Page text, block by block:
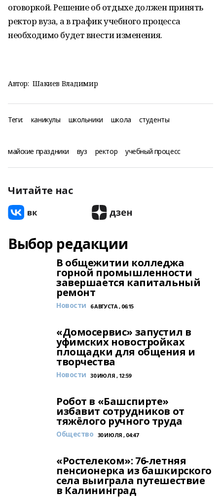
оговоркой. Решение об отдыхе должен принять
ректор вуза, а в график учебного процесса
необходимо будет внести изменения.
Автор: Шакиев Владимир
Теги: каникулы школьники школа студенты
майские праздники вуз ректор учебный процесс
Читайте нас
Выбор редакции
В общежитии колледжа
горной промышленности
завершается капитальный
ремонт
Новости 6 АВГУСТА , 06:15
«Домосервис» запустил в
уфимских новостройках
площадки для общения и
творчества
Новости 30 ИЮЛЯ , 12:59
Робот в «Башспирте»
избавит сотрудников от
тяжёлого ручного труда
Общество 30 ИЮЛЯ , 04:47
«Ростелеком»: 76-летняя
пенсионерка из башкирского
села выиграла путешествие
в Калининград